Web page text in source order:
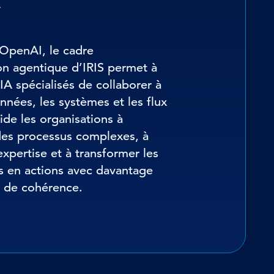
le cadre
agentique d’IRIS permet à
spécialisés de collaborer à
les systèmes et les flux
les organisations à
processus complexes, à
et à transformer les
en actions avec davantage
cohérence.